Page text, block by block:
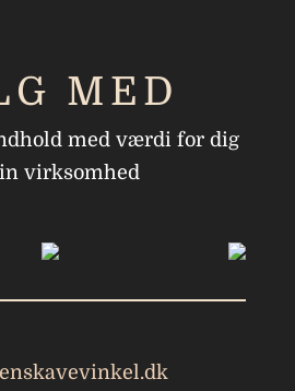
MED
med værdi for dig
virksomhed